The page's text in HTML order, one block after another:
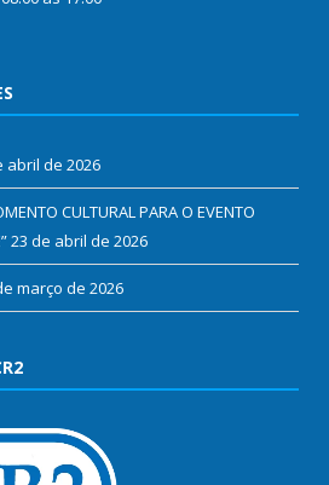
abril de 2026
CULTURAL PARA O EVENTO
23 de abril de 2026
março de 2026